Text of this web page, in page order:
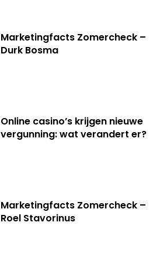
Marketingfacts Zomercheck –
Durk Bosma
Online casino’s krijgen nieuwe
vergunning: wat verandert er?
Marketingfacts Zomercheck –
Roel Stavorinus